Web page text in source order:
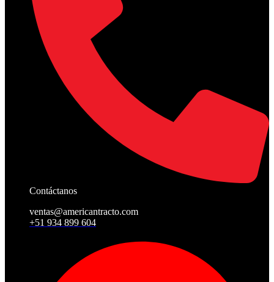
Contáctanos
ventas@americantracto.com
+51 934 899 604